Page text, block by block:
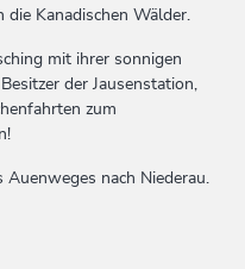
die Kanadischen Wälder.
mit ihrer sonnigen
der Jausenstation,
zum
nach Niederau.